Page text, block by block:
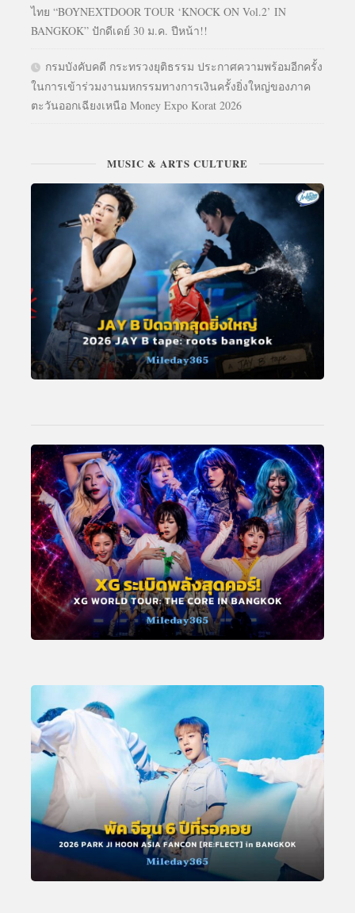
ไทย “BOYNEXTDOOR TOUR ‘KNOCK ON Vol.2’ IN
BANGKOK” ปักดีเดย์ 30 ม.ค. ปีหน้า!!
กรมบังคับคดี กระทรวงยุติธรรม ประกาศความพร้อมอีกครั้ง
ในการเข้าร่วมงานมหกรรมทางการเงินครั้งยิ่งใหญ่ของภาค
ตะวันออกเฉียงเหนือ Money Expo Korat 2026
MUSIC & ARTS CULTURE